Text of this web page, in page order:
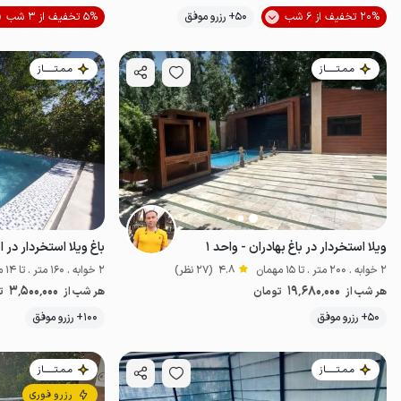
20% تخفیف از 6 شب
50+ رزرو موفق موقعیت در نقشه
5% تخفیف از 3 شب
مـمـتــــــاز
ویلا استخردار در باغ بهادران - واحد ۱
2 خوابه . 200 متر . تا 15 مهمان 4.8 (27 نظر)
هر شب از 19٬680٬000 تومان
50+ رزرو موفق
خاص
مـمـتــــــاز
باغ ویلا استخردار
2 خوابه . 160 متر . تا 14 مهمان
هر شب از 3٬500٬000
100+ رزرو موفق
مـمـتــــــاز
مـمـتــــــاز
رزرو فوری